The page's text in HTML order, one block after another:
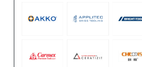
Это позволило быстрее увидеть
реакцию поисковой системы и оценить
дальнейшего развития проекта.